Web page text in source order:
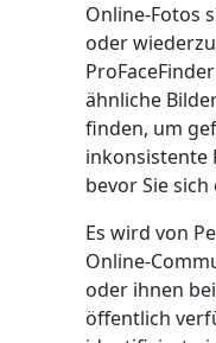
Online-Fotos
oder
ähnliche
finden, um
inkonsistente
bevor Sie
Es wird von
Online-
oder ihnen
öffentlich